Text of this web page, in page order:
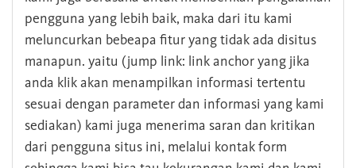
pengguna yang lebih baik, maka dari itu kami
meluncurkan bebeapa fitur yang tidak ada disitus
manapun. yaitu (jump link: link anchor yang jika
anda klik akan menampilkan informasi tertentu
sesuai dengan parameter dan informasi yang kami
sediakan) kami juga menerima saran dan kritikan
dari pengguna situs ini, melalui kontak form